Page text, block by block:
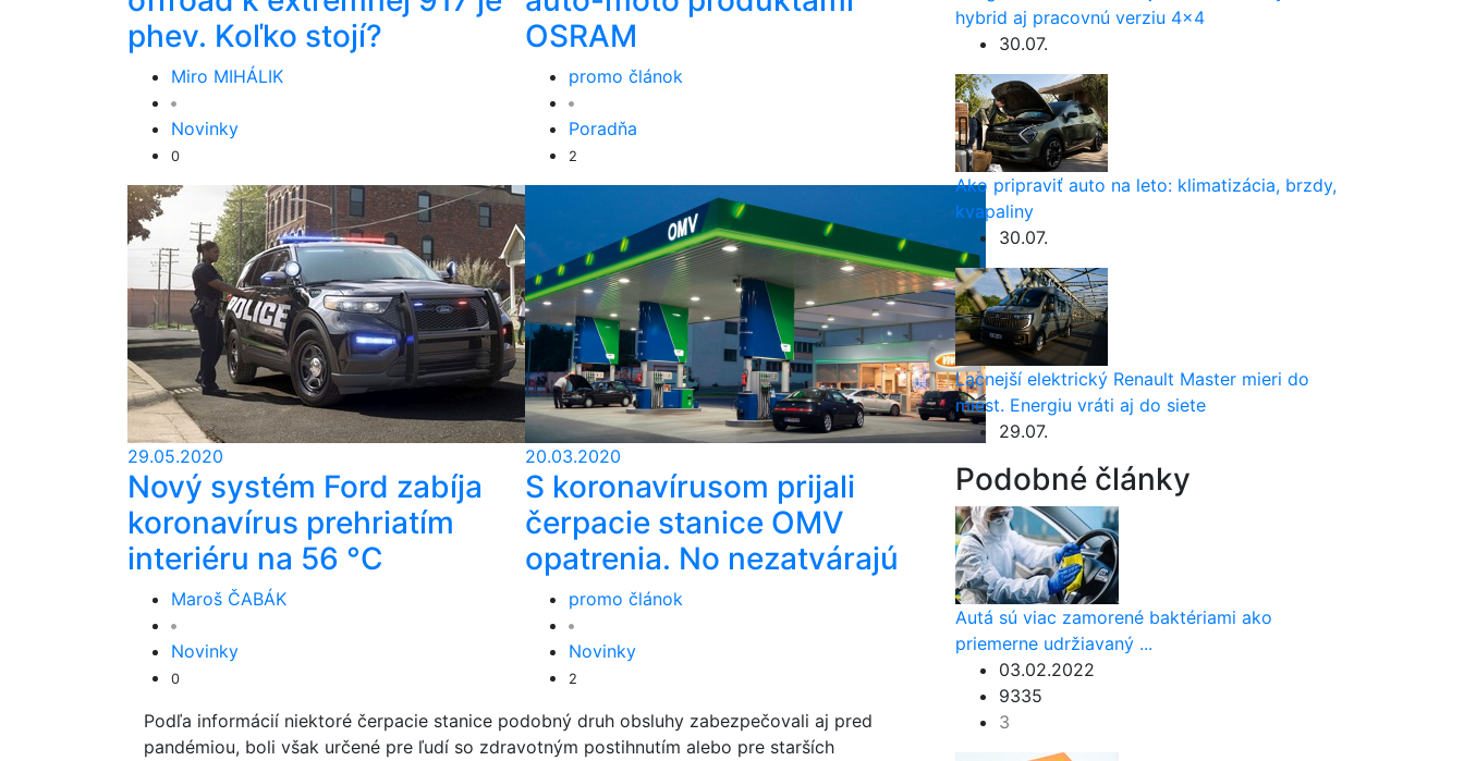
phev. Koľko stojí?
Miro MIHÁLIK
Novinky
0
OSRAM
promo článok
Poradňa
2
29.05.2020
Nový systém Ford zabíja
koronavírus prehriatím
interiéru na 56 °C
Maroš ČABÁK
Novinky
0
20.03.2020
S koronavírusom prijali
čerpacie stanice OMV
opatrenia. No nezatvárajú
promo článok
Novinky
2
Podľa informácií niektoré čerpacie stanice podobný druh obsluhy zabezpečovali aj pred
pandémiou, boli však určené pre ľudí so zdravotným postihnutím alebo pre starších
hybrid aj pracovnú verziu 4×4
30.07.
Ako pripraviť auto na leto: klimatizácia, brzdy,
kvapaliny
30.07.
Lacnejší elektrický Renault Master mieri do
miest. Energiu vráti aj do siete
29.07.
Podobné články
Autá sú viac zamorené baktériami ako
priemerne udržiavaný ...
03.02.2022
9335
3